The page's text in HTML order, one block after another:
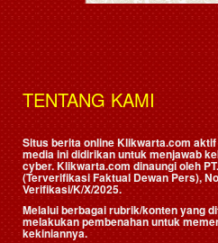
TENTANG KAMI
Situs berita online Klikwarta.com
media ini didirikan untuk menjawab
cyber. Klikwarta.com dinaungi oleh
(Terverifikasi Faktual Dewan Pers),
Verifikasi/K/X/2025.
Melalui berbagai rubrik/konten yang
melakukan pembenahan untuk
kekiniannya.